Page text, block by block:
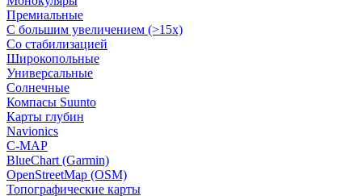
Премиальные
С большим увеличением (>15x)
Со стабилизацией
Широкопольные
Универсальные
Солнечные
Компасы Suunto
Карты глубин
Navionics
C-MAP
BlueChart (Garmin)
OpenStreetMap (OSM)
Топографические карты